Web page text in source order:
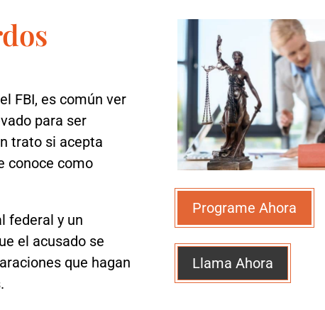
FBI, es común ver
para ser
trato si acepta
conoce como
federal y un
el acusado se
que hagan
Programe Ahora
Llama Ahora